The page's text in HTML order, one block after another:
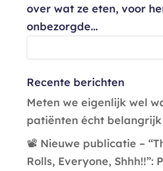
over wat ze eten, voor
onbezorgde...
Recente berichten
Meten we eigenlijk wel
patiënten écht belangrijk
📽️ Nieuwe publicatie –
Rolls, Everyone, Shhh!!”: